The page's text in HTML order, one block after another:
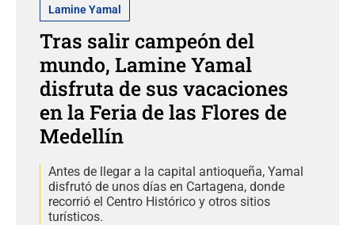
Lamine Yamal
Tras salir campeón del
mundo, Lamine Yamal
disfruta de sus vacaciones
en la Feria de las Flores de
Medellín
Antes de llegar a la capital antioqueña, Yamal
disfrutó de unos días en Cartagena, donde
recorrió el Centro Histórico y otros sitios
turísticos.